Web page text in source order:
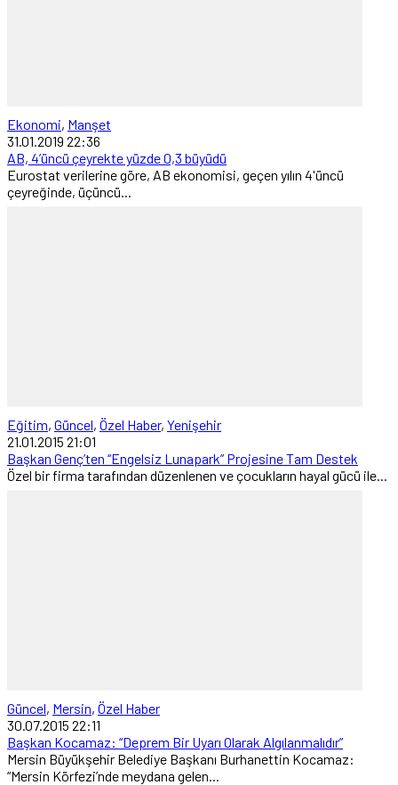
Ekonomi, Manşet
31.01.2019 22:36
AB, 4’üncü çeyrekte yüzde 0,3 büyüdü
Eurostat verilerine göre, AB ekonomisi, geçen yılın 4'üncü
çeyreğinde, üçüncü...
Eğitim, Güncel, Özel Haber, Yenişehir
21.01.2015 21:01
Başkan Genç’ten “Engelsiz Lunapark” Projesine Tam Destek
Özel bir firma tarafından düzenlenen ve çocukların hayal gücü ile...
Güncel, Mersin, Özel Haber
30.07.2015 22:11
Başkan Kocamaz: “Deprem Bir Uyarı Olarak Algılanmalıdır”
Mersin Büyükşehir Belediye Başkanı Burhanettin Kocamaz:
“Mersin Körfezi’nde meydana gelen...